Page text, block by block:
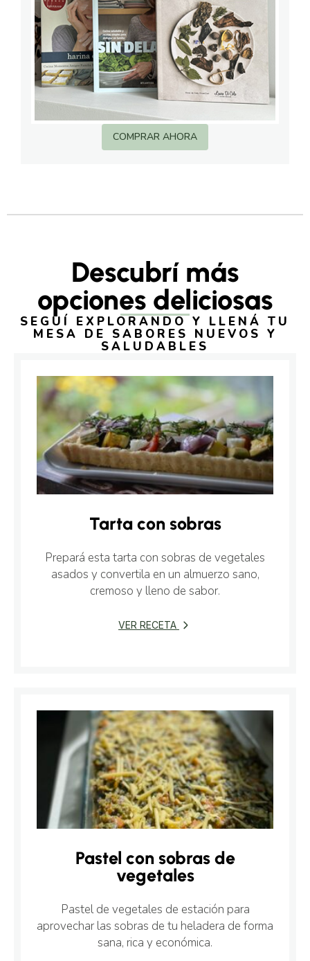
COMPRAR AHORA
Descubrí más
opciones deliciosas
SEGUÍ EXPLORANDO Y LLENÁ TU
MESA DE SABORES NUEVOS Y
SALUDABLES
Tarta con sobras
Prepará esta tarta con sobras de vegetales
asados y convertila en un almuerzo sano,
cremoso y lleno de sabor.
VER RECETA
Pastel con sobras de
vegetales
Pastel de vegetales de estación para
aprovechar las sobras de tu heladera de forma
sana, rica y económica.